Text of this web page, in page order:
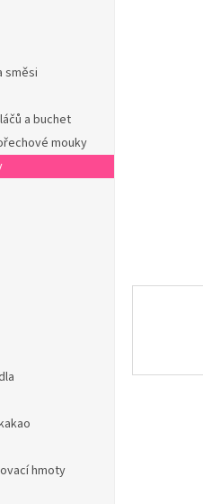
směsi
a buchet
mouky
hmoty